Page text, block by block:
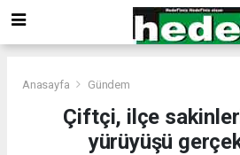
Anasayfa Gündem
Çiftçi, ilçe
yürüyüşü